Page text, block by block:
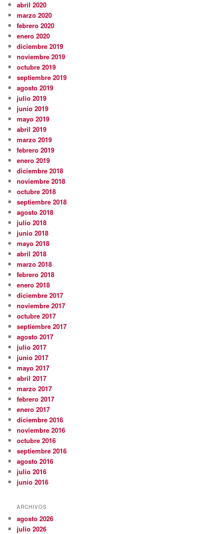
abril 2020
marzo 2020
febrero 2020
enero 2020
diciembre 2019
noviembre 2019
octubre 2019
septiembre 2019
agosto 2019
julio 2019
junio 2019
mayo 2019
abril 2019
marzo 2019
febrero 2019
enero 2019
diciembre 2018
noviembre 2018
octubre 2018
septiembre 2018
agosto 2018
julio 2018
junio 2018
mayo 2018
abril 2018
marzo 2018
febrero 2018
enero 2018
diciembre 2017
noviembre 2017
octubre 2017
septiembre 2017
agosto 2017
julio 2017
junio 2017
mayo 2017
abril 2017
marzo 2017
febrero 2017
enero 2017
diciembre 2016
noviembre 2016
octubre 2016
septiembre 2016
agosto 2016
julio 2016
junio 2016
ARCHIVOS
agosto 2026
julio 2026